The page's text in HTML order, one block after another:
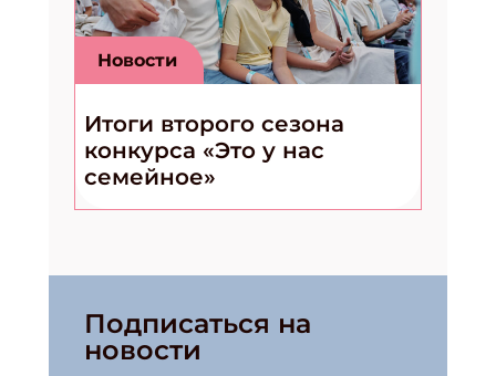
Новости
Итоги второго сезона
конкурса «Это у нас
семейное»
Подписаться на
новости